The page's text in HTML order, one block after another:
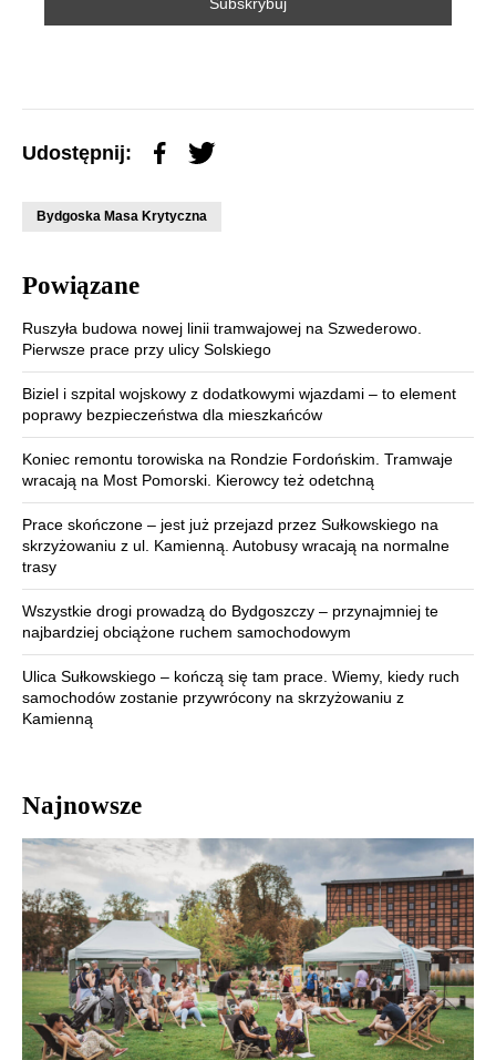
Udostępnij:
Bydgoska Masa Krytyczna
Powiązane
Ruszyła budowa nowej linii tramwajowej na Szwederowo.
Pierwsze prace przy ulicy Solskiego
Biziel i szpital wojskowy z dodatkowymi wjazdami – to element
poprawy bezpieczeństwa dla mieszkańców
Koniec remontu torowiska na Rondzie Fordońskim. Tramwaje
wracają na Most Pomorski. Kierowcy też odetchną
Prace skończone – jest już przejazd przez Sułkowskiego na
skrzyżowaniu z ul. Kamienną. Autobusy wracają na normalne
trasy
Wszystkie drogi prowadzą do Bydgoszczy – przynajmniej te
najbardziej obciążone ruchem samochodowym
Ulica Sułkowskiego – kończą się tam prace. Wiemy, kiedy ruch
samochodów zostanie przywrócony na skrzyżowaniu z
Kamienną
Najnowsze